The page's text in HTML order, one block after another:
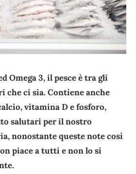
Omega 3, il pesce è tra gli
che ci sia. Contiene anche
vitamina D e fosforo,
salutari per il nostro
nonostante queste note così
piace a tutti e non lo si